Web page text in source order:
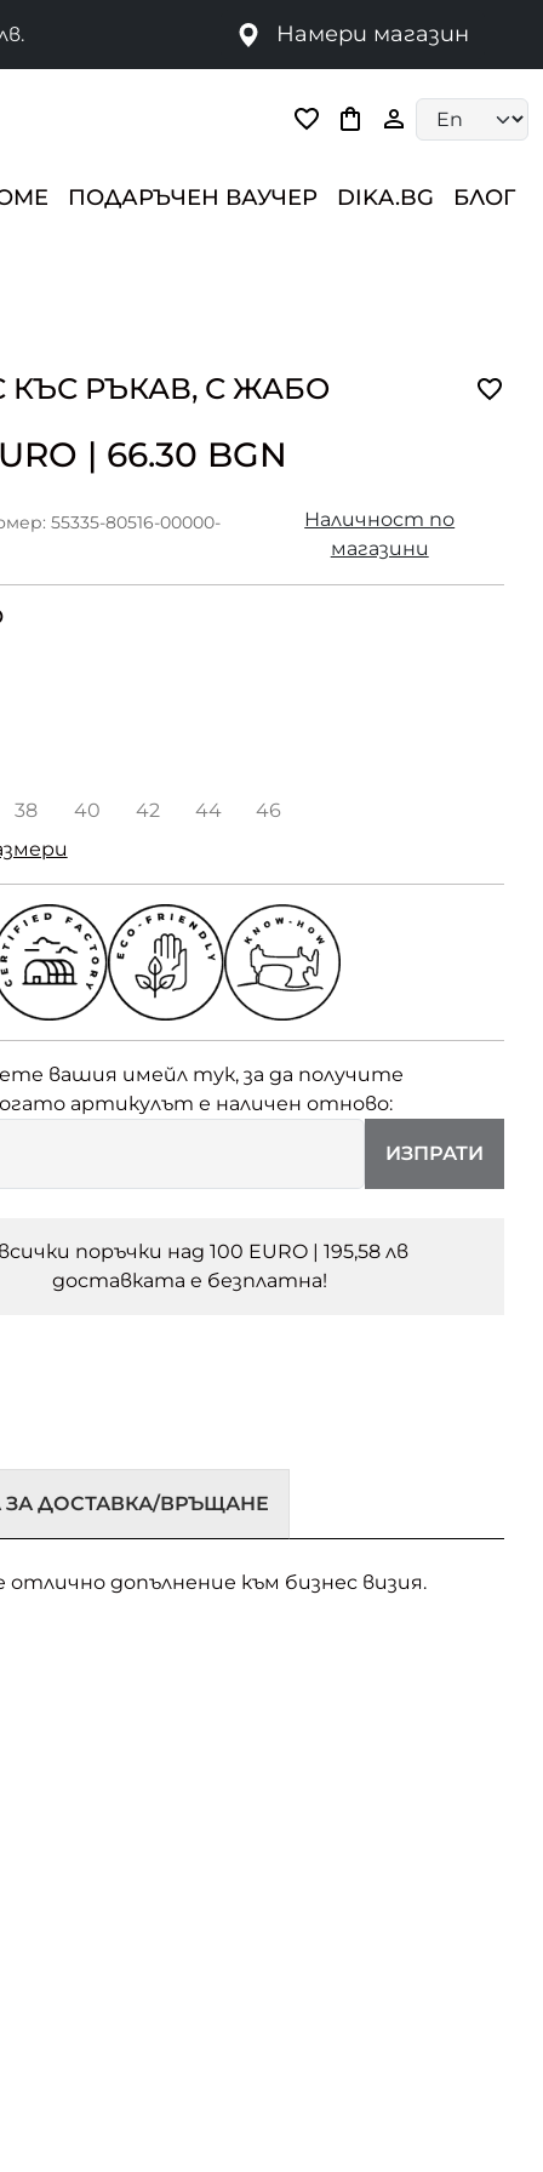
Намери магазин
ПОДАРЪЧЕН ВАУЧЕР DIKA.BG БЛОГ
КЪС РЪКАВ, С ЖАБО
| 66.30 BGN
55335-80516-00000-
Наличност по
магазини
38 40 42 44
46
вашия имейл тук, за да получите
артикулът е наличен отново:
ИЗПРАТИ
поръчки над 100 EURO | 195,58 лв
доставката e безплатна!
ЗА ДОСТАВКА/ВРЪЩАНЕ
отлично допълнение към бизнес визия.